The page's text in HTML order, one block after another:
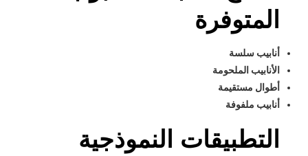
المتوفرة
أنابيب سلسة
الأنابيب الملحومة
أطوال مستقيمة
أنابيب ملفوفة
التطبيقات النموذجية